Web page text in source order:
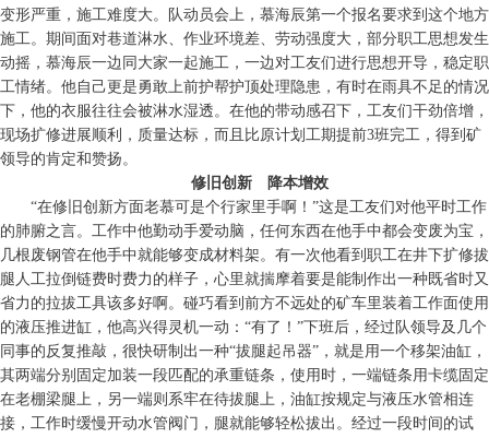
变形严重，施工难度大。队动员会上，慕海辰第一个报名要求到这个地方
施工。期间面对巷道淋水、作业环境差、劳动强度大，部分职工思想发生
动摇，慕海辰一边同大家一起施工，一边对工友们进行思想开导，稳定职
工情绪。他自己更是勇敢上前护帮护顶处理隐患，有时在雨具不足的情况
下，他的衣服往往会被淋水湿透。在他的带动感召下，工友们干劲倍增，
现场扩修进展顺利，质量达标，而且比原计划工期提前3班完工，得到矿
领导的肯定和赞扬。
修旧创新 降本增效
“在修旧创新方面老慕可是个行家里手啊！”这是工友们对他平时工作
的肺腑之言。工作中他勤动手爱动脑，任何东西在他手中都会变废为宝，
几根废钢管在他手中就能够变成材料架。有一次他看到职工在井下扩修拔
腿人工拉倒链费时费力的样子，心里就揣摩着要是能制作出一种既省时又
省力的拉拔工具该多好啊。碰巧看到前方不远处的矿车里装着工作面使用
的液压推进缸，他高兴得灵机一动：“有了！”下班后，经过队领导及几个
同事的反复推敲，很快研制出一种“拔腿起吊器”，就是用一个移架油缸，
其两端分别固定加装一段匹配的承重链条，使用时，一端链条用卡缆固定
在老棚梁腿上，另一端则系牢在待拔腿上，油缸按规定与液压水管相连
接，工作时缓慢开动水管阀门，腿就能够轻松拔出。经过一段时间的试